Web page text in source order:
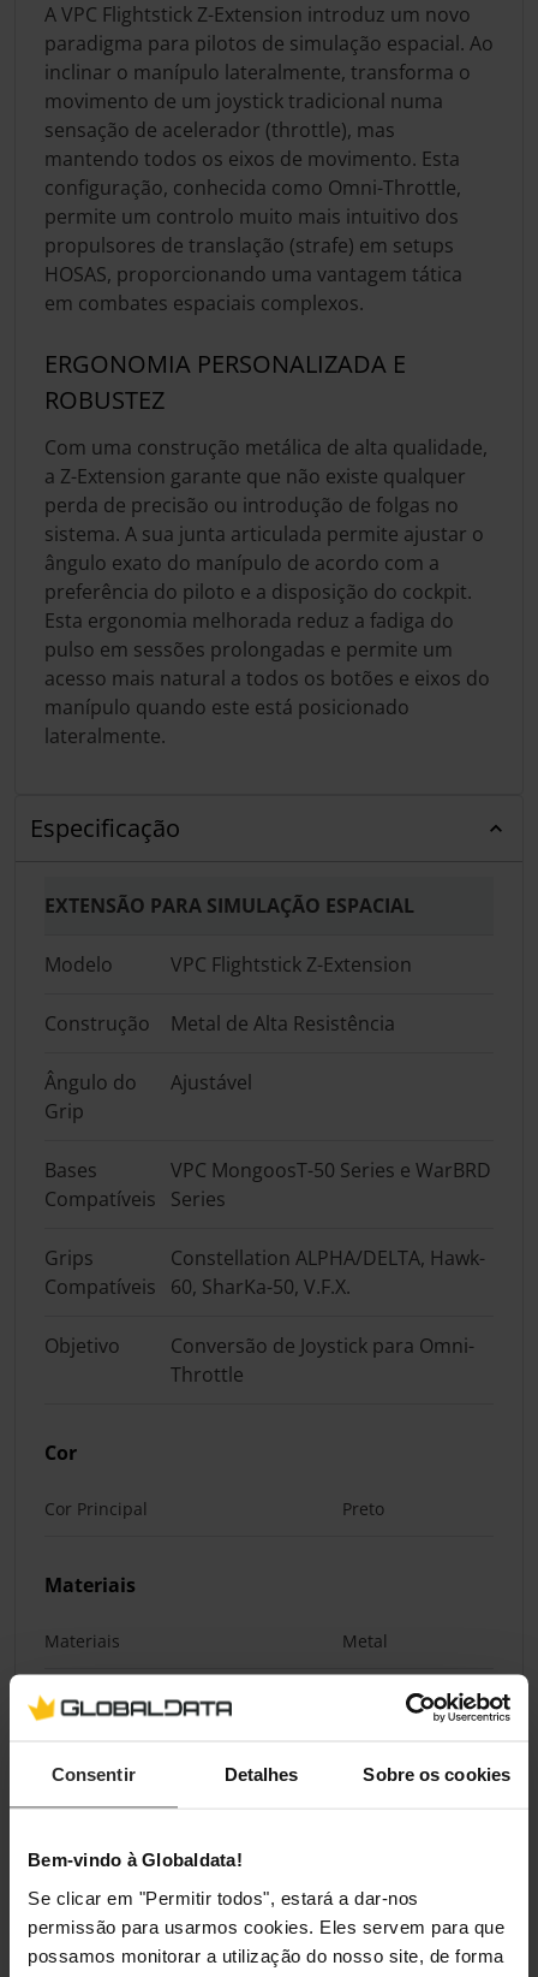
Consentir Detalhes Sobre os cookies
Bem-vindo à Globaldata!
Se clicar em "Permitir todos", estará a dar-nos
permissão para usarmos cookies. Eles servem para que
possamos monitorar a utilização do nosso site, de forma
A VPC Flightstick Z-Extension introduz um novo
paradigma para pilotos de simulação espacial. Ao
inclinar o manípulo lateralmente, transforma o
movimento de um joystick tradicional numa
sensação de acelerador (throttle), mas
mantendo todos os eixos de movimento. Esta
configuração, conhecida como Omni-Throttle,
permite um controlo muito mais intuitivo dos
propulsores de translação (strafe) em setups
HOSAS, proporcionando uma vantagem tática
em combates espaciais complexos.
ERGONOMIA PERSONALIZADA E
ROBUSTEZ
Com uma construção metálica de alta qualidade,
a Z-Extension garante que não existe qualquer
perda de precisão ou introdução de folgas no
sistema. A sua junta articulada permite ajustar o
ângulo exato do manípulo de acordo com a
preferência do piloto e a disposição do cockpit.
Esta ergonomia melhorada reduz a fadiga do
pulso em sessões prolongadas e permite um
acesso mais natural a todos os botões e eixos do
manípulo quando este está posicionado
lateralmente.
Especificação
EXTENSÃO PARA SIMULAÇÃO ESPACIAL
Modelo VPC Flightstick Z-Extension
Construção Metal de Alta Resistência
Ângulo do
Grip
Ajustável
Bases
Compatíveis
VPC MongoosT-50 Series e WarBRD
Series
Grips
Compatíveis
Constellation ALPHA/DELTA, Hawk-
60, SharKa-50, V.F.X.
Objetivo
Conversão de Joystick para Omni-
Throttle
Cor
Cor Principal Preto
Materiais
Materiais Metal